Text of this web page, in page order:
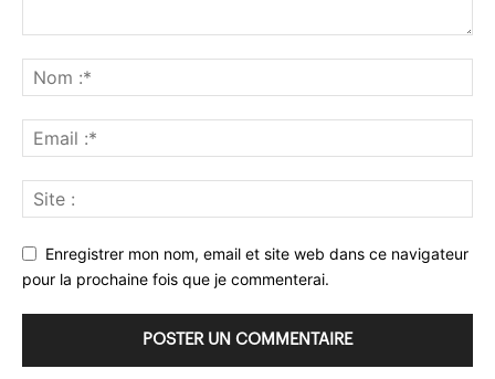
Enregistrer mon nom, email et site web dans ce navigateur
pour la prochaine fois que je commenterai.